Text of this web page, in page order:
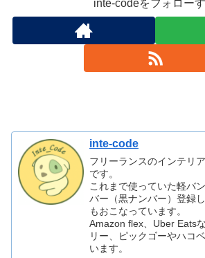
inte-codeをフォロー
inte-code
フリーランスのインテリ
です。
これまで使っていた軽バ
バー（黒ナンバー）登録
もおこなっています。
Amazon flex、Uber Eats
リー、ピックゴーやハコ
います。